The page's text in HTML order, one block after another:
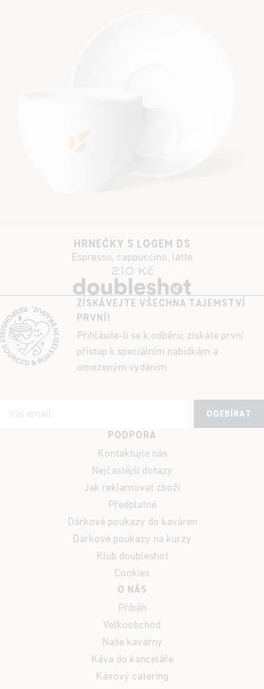
HRNEČKY S LOGEM DS
Espresso, cappuccino, latte
210 Kč
ZÍSKÁVEJTE VŠECHNA TAJEMSTVÍ
PRVNÍ!
Přihlásíte-li se k odběru, získáte první
přístup k speciálním nabídkám a
omezeným vydáním.
ODEBÍRAT
PODPORA
Kontaktujte nás
Nejčastější dotazy
Jak reklamovat zboží
Předplatné
Dárkové poukazy do kaváren
Dárkové poukazy na kurzy
Klub doubleshot
Cookies
O NÁS
Příběh
Velkoobchod
Naše kavárny
Káva do kanceláře
Kávový catering